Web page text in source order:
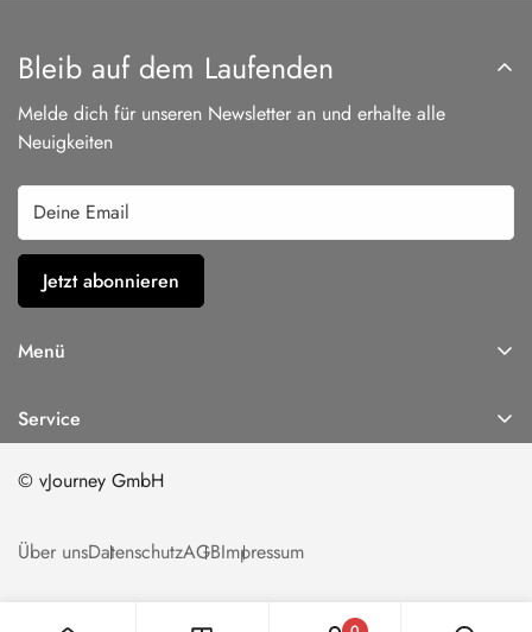
Bleib auf dem Laufenden
Melde dich für unseren Newsletter an und erhalte alle
Neuigkeiten
Jetzt abonnieren
Menü
Aktuelles
Über uns
Service
Kontaktformular
Aktuelles
© vJourney GmbH
Über unsDatenschutzAGBImpressum